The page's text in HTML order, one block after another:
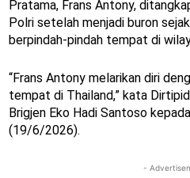
Pratama, Frans Antony,
Polri setelah menjadi buron
berpindah-pindah tempat di
“Frans Antony melarikan diri
tempat di Thailand,” kata
Brigjen Eko Hadi Santoso
(19/6/2026).
-